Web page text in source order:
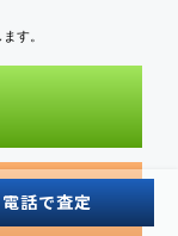
す。
電話で査定